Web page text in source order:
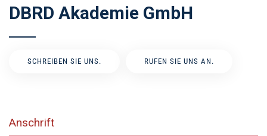
DBRD Akademie GmbH
SCHREIBEN SIE UNS. RUFEN SIE UNS AN.
Anschrift